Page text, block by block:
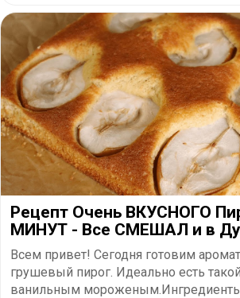
Рецепт Очень ВКУСНОГО
МИНУТ - Все СМЕШАЛ и в
Всем привет! Сегодня готовим
грушевый пирог. Идеально есть
ванильным